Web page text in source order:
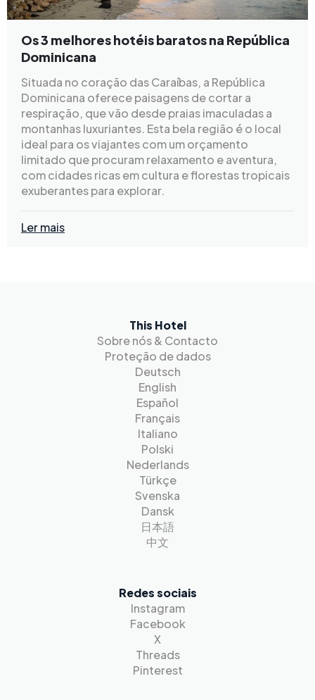
Os 3 melhores hotéis baratos na República
Dominicana
Situada no coração das Caraíbas, a República
Dominicana oferece paisagens de cortar a
respiração, que vão desde praias imaculadas a
montanhas luxuriantes. Esta bela região é o local
ideal para os viajantes com um orçamento
limitado que procuram relaxamento e aventura,
com cidades ricas em cultura e florestas tropicais
exuberantes para explorar.
Ler mais
This Hotel
Sobre nós & Contacto
Proteção de dados
Deutsch
English
Español
Français
Italiano
Polski
Nederlands
Türkçe
Svenska
Dansk
日本語
中文
Redes sociais
Instagram
Facebook
X
Threads
Pinterest